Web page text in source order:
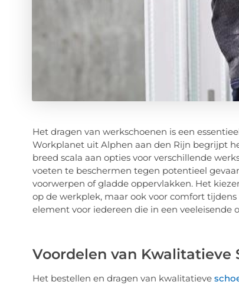
Het dragen van werkschoenen is een
Workplanet uit Alphen aan den Rijn begrijpt
breed scala aan opties voor verschillende
voeten te beschermen tegen potentieel
voorwerpen of gladde oppervlakken. Het
op de werkplek, maar ook voor comfort
element voor iedereen die in een veeleisende
Voordelen van Kwalitatieve
Het bestellen en dragen van kwalitatieve